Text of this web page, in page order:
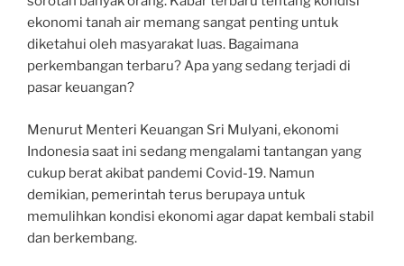
ekonomi tanah air memang sangat penting untuk
diketahui oleh masyarakat luas. Bagaimana
perkembangan terbaru? Apa yang sedang terjadi di
pasar keuangan?
Menurut Menteri Keuangan Sri Mulyani, ekonomi
Indonesia saat ini sedang mengalami tantangan yang
cukup berat akibat pandemi Covid-19. Namun
demikian, pemerintah terus berupaya untuk
memulihkan kondisi ekonomi agar dapat kembali stabil
dan berkembang.